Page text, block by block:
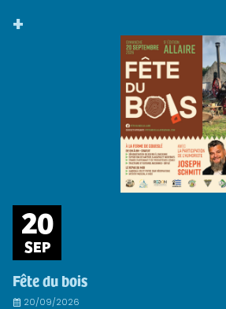
+
20
SEP
Fête du bois
20/09/2026